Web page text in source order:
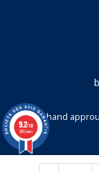
Marchand
9.2/10
3851 avis